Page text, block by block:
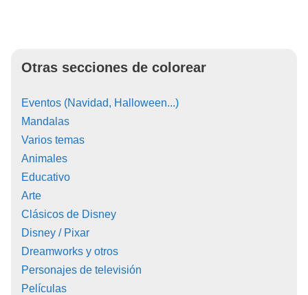
Otras secciones de colorear
Eventos (Navidad, Halloween...)
Mandalas
Varios temas
Animales
Educativo
Arte
Clásicos de Disney
Disney / Pixar
Dreamworks y otros
Personajes de televisión
Películas